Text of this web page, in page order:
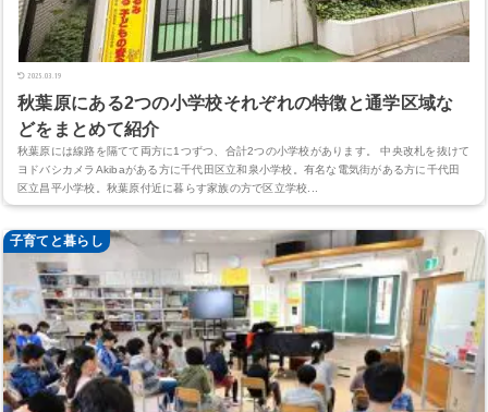
秋葉原にある2つの小学校それぞれの特徴と通学区域な
どをまとめて紹介
2025.03.19
秋葉原には線路を隔てて両方に1つずつ、合計2つの小学校があります。 中央改札を抜けて
ヨドバシカメラAkibaがある方に千代田区立和泉小学校。有名な電気街がある方に千代田
区立昌平小学校。秋葉原付近に暮らす家族の方で区立学校...
子育てと暮らし